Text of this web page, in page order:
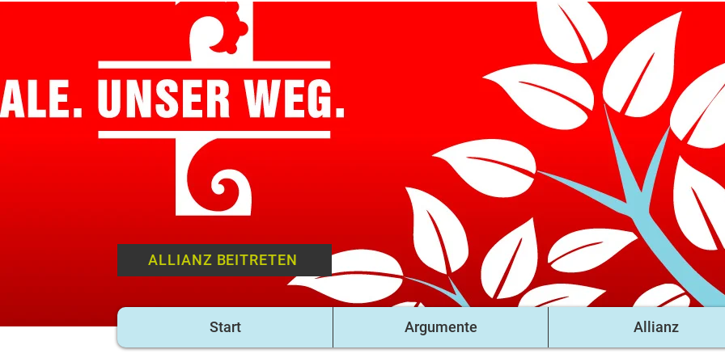
ALLIANZ BEITRETEN
Start Argumente Allianz